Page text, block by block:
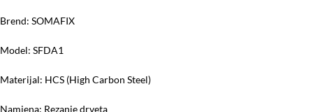
Brend: SOMAFIX
Model: SFDA1
Materijal: HCS (High Carbon Steel)
Namjena: Rezanje drveta